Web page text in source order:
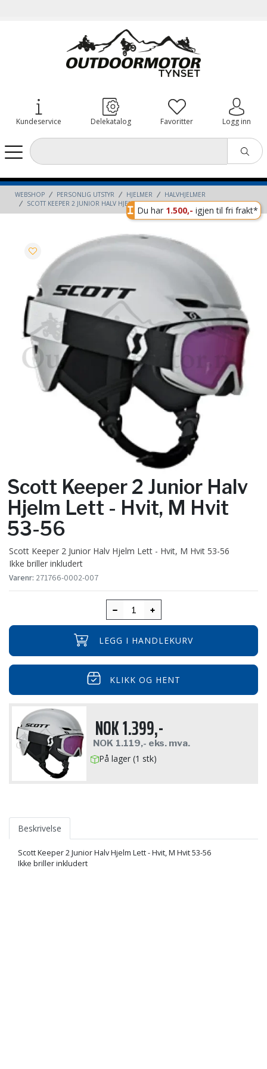
Kundeservice Delekatalog Favoritter Logg inn
WEBSHOP PERSONLIG UTSTYR HJELMER
HALVHJELMER
SCOTT KEEPER 2 JUNIOR HALV HJELM LETT - HVIT, M HVIT 53-56
Du har 1.500,- igjen til fri frakt*
Scott Keeper 2 Junior Halv
Hjelm Lett - Hvit, M Hvit
53-56
Scott Keeper 2 Junior Halv Hjelm Lett - Hvit, M Hvit 53-56
Ikke briller inkludert
Varenr: 271766-0002-007
LEGG I HANDLEKURV
KLIKK OG HENT
NOK1.399,-
NOK 1.119,- eks. mva.
På lager (1 stk)
Beskrivelse
Scott Keeper 2 Junior Halv Hjelm Lett - Hvit, M Hvit 53-56
Ikke briller inkludert